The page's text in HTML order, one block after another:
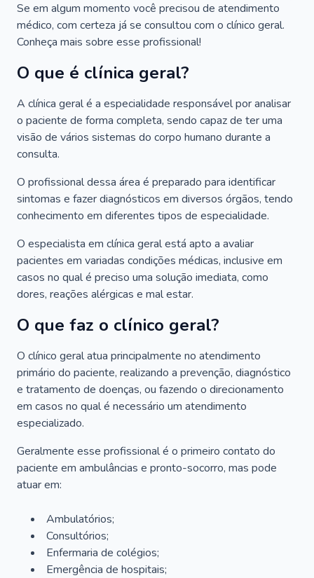
Se em algum momento você precisou de atendimento
médico, com certeza já se consultou com o clínico geral.
Conheça mais sobre esse profissional!
O que é clínica geral?
A clínica geral é a especialidade responsável por analisar
o paciente de forma completa, sendo capaz de ter uma
visão de vários sistemas do corpo humano durante a
consulta.
O profissional dessa área é preparado para identificar
sintomas e fazer diagnósticos em diversos órgãos, tendo
conhecimento em diferentes tipos de especialidade.
O especialista em clínica geral está apto a avaliar
pacientes em variadas condições médicas, inclusive em
casos no qual é preciso uma solução imediata, como
dores, reações alérgicas e mal estar.
O que faz o clínico geral?
O clínico geral atua principalmente no atendimento
primário do paciente, realizando a prevenção, diagnóstico
e tratamento de doenças, ou fazendo o direcionamento
em casos no qual é necessário um atendimento
especializado.
Geralmente esse profissional é o primeiro contato do
paciente em ambulâncias e pronto-socorro, mas pode
atuar em:
Ambulatórios;
Consultórios;
Enfermaria de colégios;
Emergência de hospitais;